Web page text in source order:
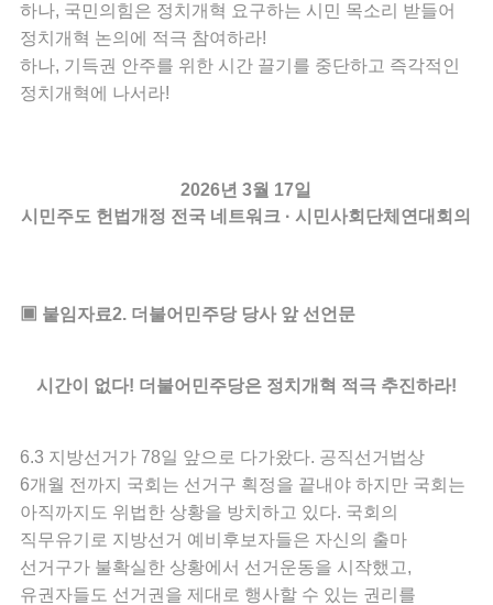
하나, 국민의힘은 정치개혁 요구하는 시민 목소리 받들어
정치개혁 논의에 적극 참여하라!
하나, 기득권 안주를 위한 시간 끌기를 중단하고 즉각적인
정치개혁에 나서라!
2026년 3월 17일
시민주도 헌법개정 전국 네트워크 · 시민사회단체연대회의
▣ 붙임자료2. 더불어민주당 당사 앞 선언문
시간이 없다! 더불어민주당은 정치개혁 적극 추진하라!
6.3 지방선거가 78일 앞으로 다가왔다. 공직선거법상
6개월 전까지 국회는 선거구 획정을 끝내야 하지만 국회는
아직까지도 위법한 상황을 방치하고 있다. 국회의
직무유기로 지방선거 예비후보자들은 자신의 출마
선거구가 불확실한 상황에서 선거운동을 시작했고,
유권자들도 선거권을 제대로 행사할 수 있는 권리를